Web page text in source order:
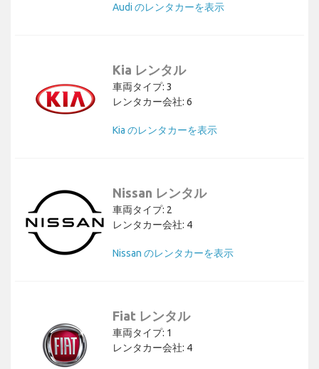
Audi のレンタカーを表示
Kia レンタル
車両タイプ: 3
レンタカー会社: 6
Kia のレンタカーを表示
Nissan レンタル
車両タイプ: 2
レンタカー会社: 4
Nissan のレンタカーを表示
Fiat レンタル
車両タイプ: 1
レンタカー会社: 4